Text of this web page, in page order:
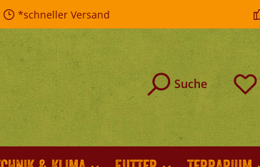
*schneller Versand
Suche